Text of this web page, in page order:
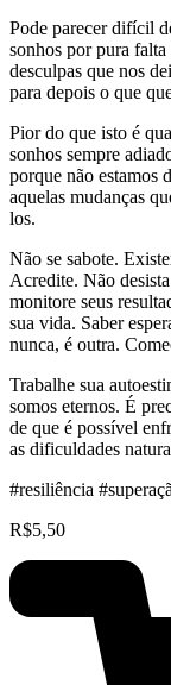
Pode parecer difícil
sonhos por pura
desculpas que nos
para depois o que
Pior do que isto é
sonhos sempre
porque não estamos
aquelas mudanças
los.
Não se sabote.
Acredite. Não desista
monitore seus
sua vida. Saber
nunca, é outra.
Trabalhe sua
somos eternos. É
de que é possível
as dificuldades
#resiliência
R$5,50